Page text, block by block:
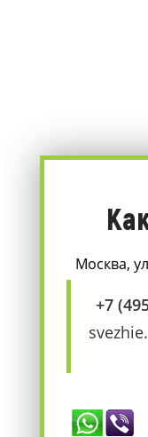
Москва,
+7